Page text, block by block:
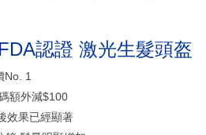
認證 激光生髮頭盔
No. 1
額外減$100
效果已經顯著